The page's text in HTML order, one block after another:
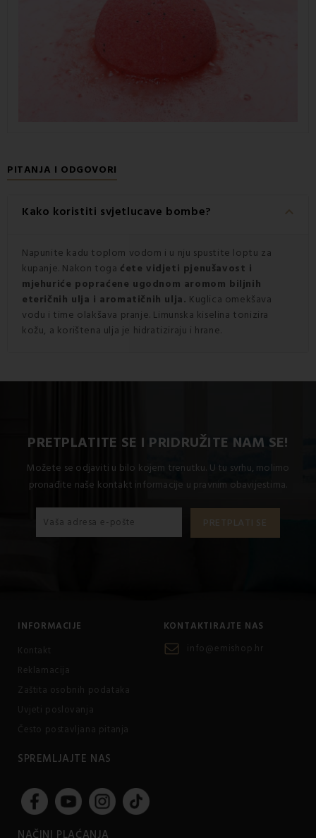
PITANJA I ODGOVORI
Kako koristiti svjetlucave bombe? keyboard_arrow_down
Napunite kadu toplom vodom i u nju spustite loptu za
kupanje. Nakon toga ćete vidjeti pjenušavost i
mjehuriće popraćene ugodnom aromom biljnih
eteričnih ulja i aromatičnih ulja. Kuglica omekšava
vodu i time olakšava pranje. Limunska kiselina tonizira
kožu, a korištena ulja je hidratiziraju i hrane.
PRETPLATITE SE I PRIDRUŽITE NAM SE!
Možete se odjaviti u bilo kojem trenutku. U tu svrhu, molimo
pronađite naše kontakt informacije u pravnim obavijestima.
INFORMACIJE
Kontakt
Reklamacija
Zaštita osobnih podataka
Uvjeti poslovanja
Često postavljana pitanja
KONTAKTIRAJTE NAS
info@emishop.hr
SPREMLJAJTE NAS
NAČINI PLAĆANJA